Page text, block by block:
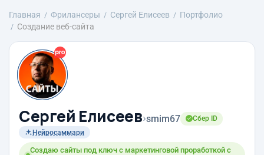
Главная Фрилансеры Сергей Елисеев
Портфолио
Создание веб-сайта
Сергей Елисеев›smim67
Сбер ID
Нейросаммари
Создаю сайты под ключ с маркетинговой проработкой с